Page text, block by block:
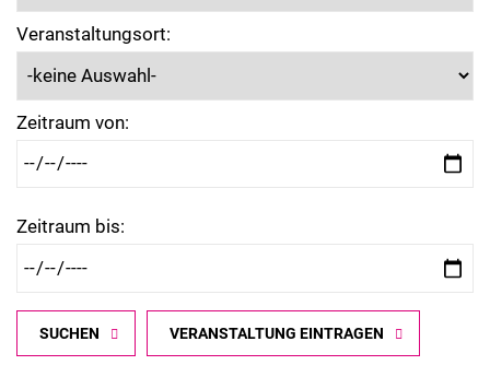
Veranstaltungsort:
Zeitraum von:
Zeitraum bis:
SUCHEN VERANSTALTUNG EINTRAGEN